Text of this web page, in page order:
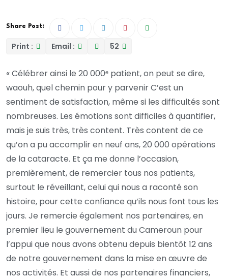
Share Post:
Print : Email : 52
« Célébrer ainsi le 20 000ᵉ patient, on peut se dire,
waouh, quel chemin pour y parvenir C’est un
sentiment de satisfaction, même si les difficultés sont
nombreuses. Les émotions sont difficiles à quantifier,
mais je suis très, très content. Très content de ce
qu’on a pu accomplir en neuf ans, 20 000 opérations
de la cataracte. Et ça me donne l’occasion,
premièrement, de remercier tous nos patients,
surtout le réveillant, celui qui nous a raconté son
histoire, pour cette confiance qu’ils nous font tous les
jours. Je remercie également nos partenaires, en
premier lieu le gouvernement du Cameroun pour
l’appui que nous avons obtenu depuis bientôt 12 ans
de notre gouvernement dans la mise en œuvre de
nos activités. Et aussi de nos partenaires financiers,